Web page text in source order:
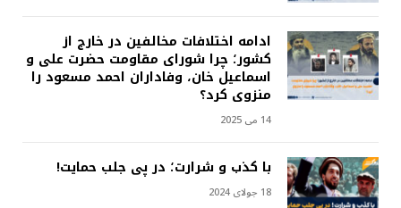
ادامه اختلافات مخالفین در خارج از
کشور؛ چرا شورای مقاومت حضرت علی و
اسماعیل خان، وفاداران احمد مسعود را
منزوی کرد؟
14 می 2025
با کذب و شرارت؛ در پی جلب حمایت!
18 جولای 2024